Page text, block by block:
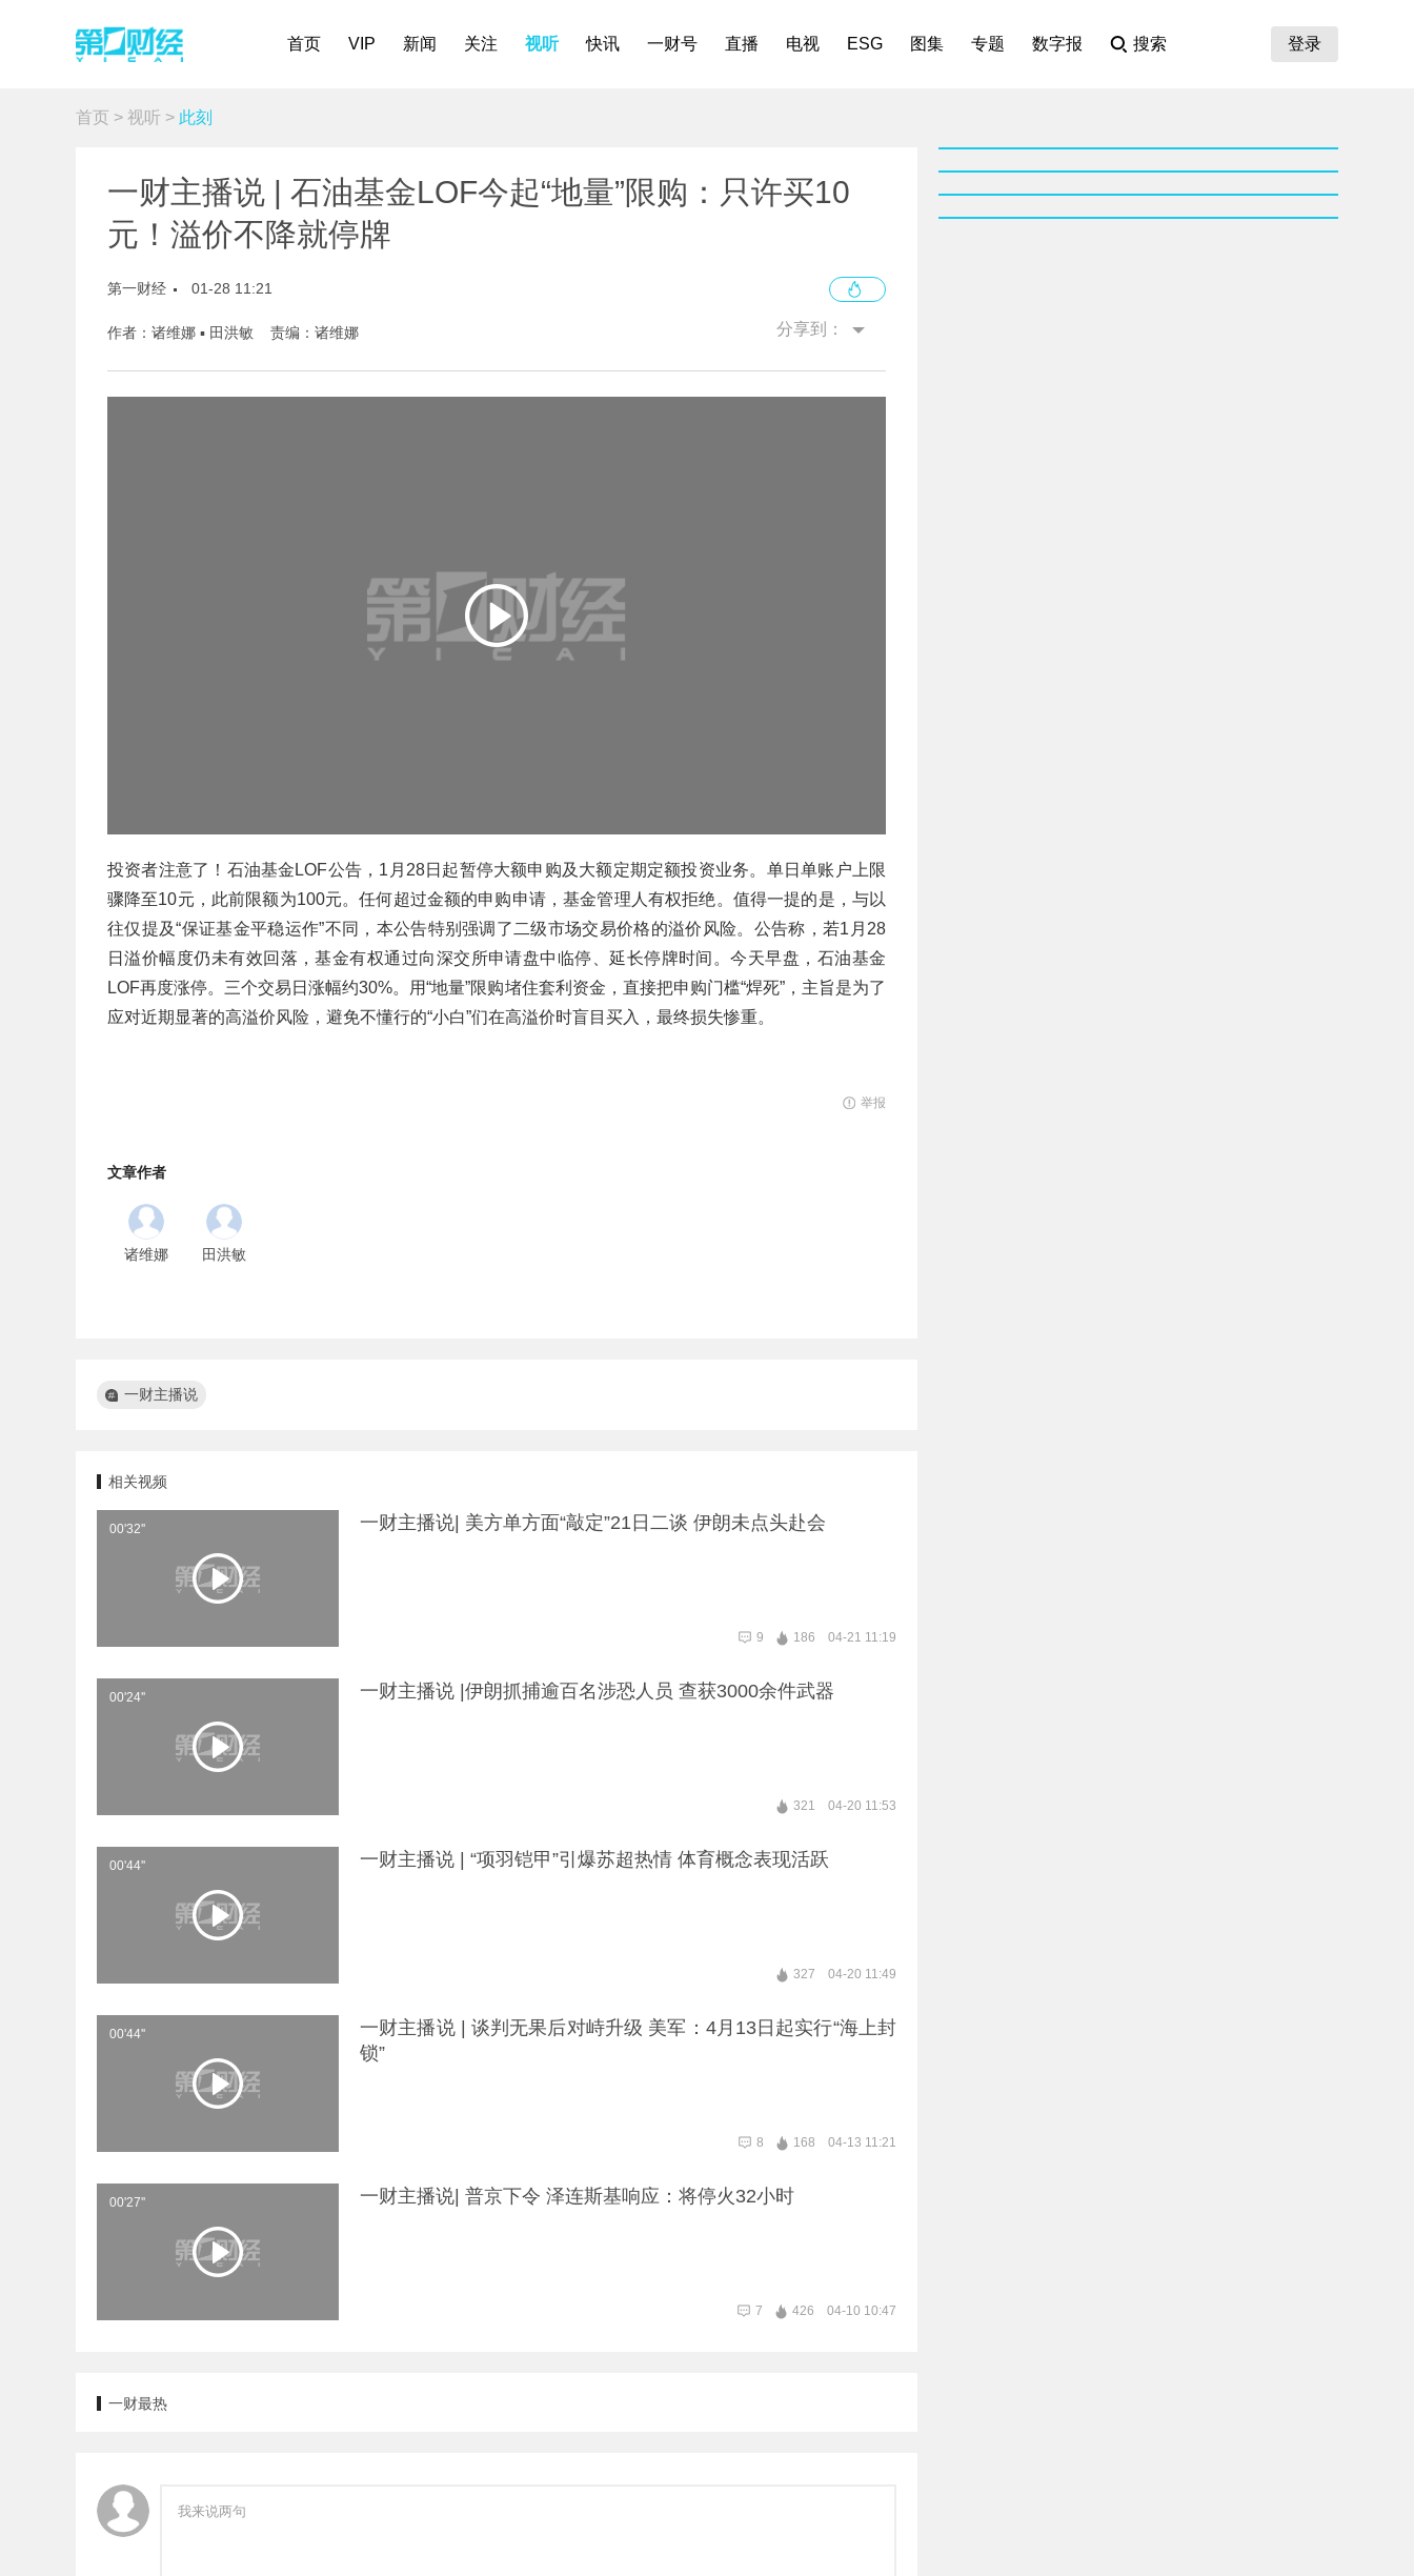
首页 VIP 新闻 关注 视听 快讯 一财号 直播 电视 ESG 图集 专题 数字报 搜索 登录
首页 > 视听 > 此刻
一财主播说 | 石油基金LOF今起“地量”限购：只许买10
元！溢价不降就停牌
第一财经 01-28 11:21
作者：诸维娜 ▪ 田洪敏 责编：诸维娜 分享到：
投资者注意了！石油基金LOF公告，1月28日起暂停大额申购及大额定期定额投资业务。单日单账户上限
骤降至10元，此前限额为100元。任何超过金额的申购申请，基金管理人有权拒绝。值得一提的是，与以
往仅提及“保证基金平稳运作”不同，本公告特别强调了二级市场交易价格的溢价风险。公告称，若1月28
日溢价幅度仍未有效回落，基金有权通过向深交所申请盘中临停、延长停牌时间。今天早盘，石油基金
LOF再度涨停。三个交易日涨幅约30%。用“地量”限购堵住套利资金，直接把申购门槛“焊死”，主旨是为了
应对近期显著的高溢价风险，避免不懂行的“小白”们在高溢价时盲目买入，最终损失惨重。
举报
文章作者
诸维娜 田洪敏
一财主播说
相关视频
00'32'' 一财主播说| 美方单方面“敲定”21日二谈 伊朗未点头赴会
9 186 04-21 11:19
00'24'' 一财主播说 |伊朗抓捕逾百名涉恐人员 查获3000余件武器
321 04-20 11:53
00'44'' 一财主播说 | “项羽铠甲”引爆苏超热情 体育概念表现活跃
327 04-20 11:49
00'44''
一财主播说 | 谈判无果后对峙升级 美军：4月13日起实行“海上封
锁”
8 168 04-13 11:21
00'27'' 一财主播说| 普京下令 泽连斯基响应：将停火32小时
7 426 04-10 10:47
一财最热